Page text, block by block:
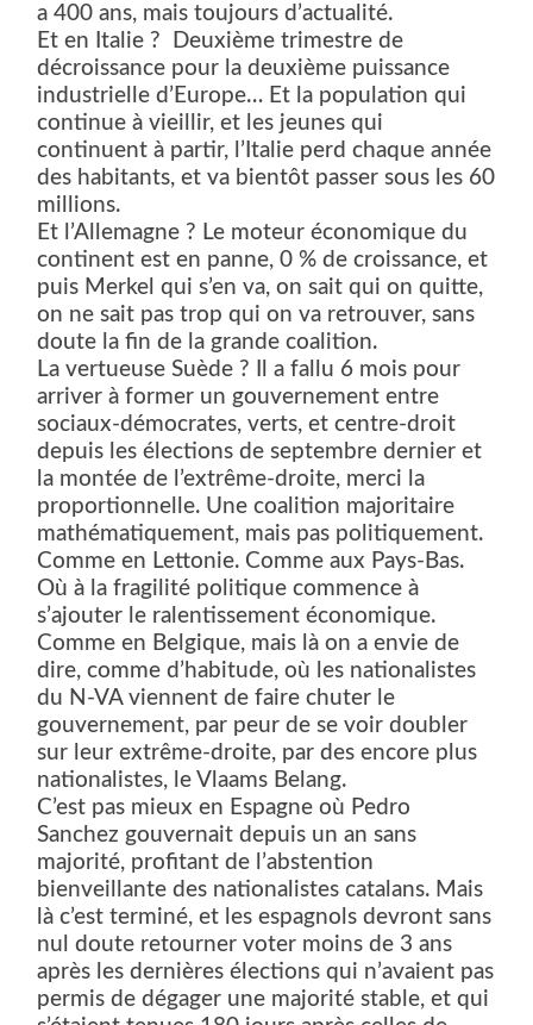
a 400 ans, mais toujours d’actualité.
Et en Italie ? Deuxième trimestre de
décroissance pour la deuxième puissance
industrielle d’Europe… Et la population qui
continue à vieillir, et les jeunes qui
continuent à partir, l’Italie perd chaque année
des habitants, et va bientôt passer sous les 60
millions.
Et l’Allemagne ? Le moteur économique du
continent est en panne, 0 % de croissance, et
puis Merkel qui s’en va, on sait qui on quitte,
on ne sait pas trop qui on va retrouver, sans
doute la fin de la grande coalition.
La vertueuse Suède ? Il a fallu 6 mois pour
arriver à former un gouvernement entre
sociaux-démocrates, verts, et centre-droit
depuis les élections de septembre dernier et
la montée de l’extrême-droite, merci la
proportionnelle. Une coalition majoritaire
mathématiquement, mais pas politiquement.
Comme en Lettonie. Comme aux Pays-Bas.
Où à la fragilité politique commence à
s’ajouter le ralentissement économique.
Comme en Belgique, mais là on a envie de
dire, comme d’habitude, où les nationalistes
du N-VA viennent de faire chuter le
gouvernement, par peur de se voir doubler
sur leur extrême-droite, par des encore plus
nationalistes, le Vlaams Belang.
C’est pas mieux en Espagne où Pedro
Sanchez gouvernait depuis un an sans
majorité, profitant de l’abstention
bienveillante des nationalistes catalans. Mais
là c’est terminé, et les espagnols devront sans
nul doute retourner voter moins de 3 ans
après les dernières élections qui n’avaient pas
permis de dégager une majorité stable, et qui